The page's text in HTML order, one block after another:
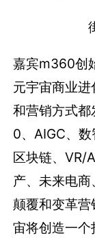
嘉宾m360创
元宇宙商业
和营销方式
0、AIGC、数
区块链、VR/
产、未来电
颠覆和变革
宙将创造一